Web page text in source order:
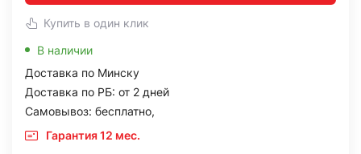
Купить в один клик
В наличии
Доставка по Минску
Доставка по РБ: от 2 дней
Самовывоз: бесплатно,
Гарантия 12 мес.